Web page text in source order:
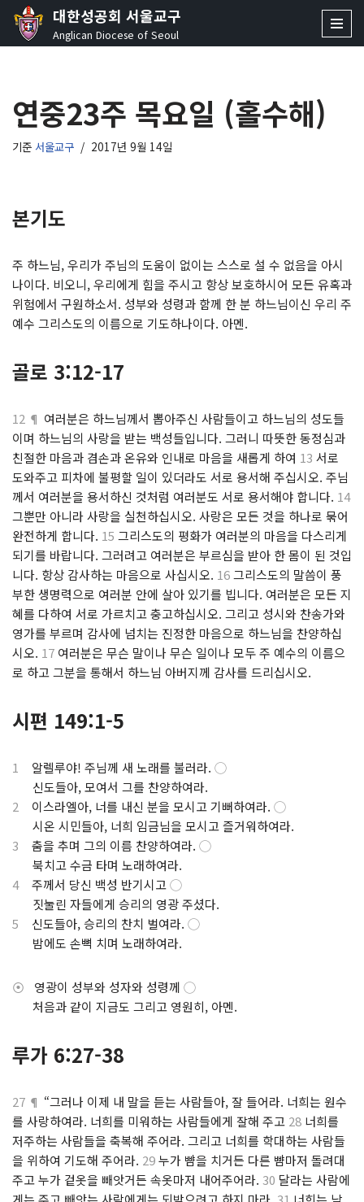
콘
로
건
너
대한성공회 서울교구
Anglican Diocese of Seoul
연중23주 목요일 (홀수해)
기준 서울교구 2017년 9월 14일
본기도
주 하느님, 우리가 주님의 도움이 없이는 스스로 설 수 없음을 아시
나이다. 비오니, 우리에게 힘을 주시고 항상 보호하시어 모든 유혹과
위험에서 구원하소서. 성부와 성령과 함께 한 분 하느님이신 우리 주
예수 그리스도의 이름으로 기도하나이다. 아멘.
골로 3:12-17
12 ¶ 여러분은 하느님께서 뽑아주신 사람들이고 하느님의 성도들
이며 하느님의 사랑을 받는 백성들입니다. 그러니 따뜻한 동정심과
친절한 마음과 겸손과 온유와 인내로 마음을 새롭게 하여 13 서로
도와주고 피차에 불평할 일이 있더라도 서로 용서해 주십시오. 주님
께서 여러분을 용서하신 것처럼 여러분도 서로 용서해야 합니다. 14
그뿐만 아니라 사랑을 실천하십시오. 사랑은 모든 것을 하나로 묶어
완전하게 합니다. 15 그리스도의 평화가 여러분의 마음을 다스리게
되기를 바랍니다. 그러려고 여러분은 부르심을 받아 한 몸이 된 것입
니다. 항상 감사하는 마음으로 사십시오. 16그리스도의 말씀이 풍
부한 생명력으로 여러분 안에 살아 있기를 빕니다. 여러분은 모든 지
혜를 다하여 서로 가르치고 충고하십시오. 그리고 성시와 찬송가와
영가를 부르며 감사에 넘치는 진정한 마음으로 하느님을 찬양하십
시오. 17 여러분은 무슨 말이나 무슨 일이나 모두 주 예수의 이름으
로 하고 그분을 통해서 하느님 아버지께 감사를 드리십시오.
시편 149:1-5
1 알렐루야! 주님께 새 노래를 불러라. ◯
신도들아, 모여서 그를 찬양하여라.
2 이스라엘아, 너를 내신 분을 모시고 기뻐하여라. ◯
시온 시민들아, 너희 임금님을 모시고 즐거워하여라.
3 춤을 추며 그의 이름 찬양하여라. ◯
북치고 수금 타며 노래하여라.
4주께서 당신 백성 반기시고◯
짓눌린 자들에게 승리의 영광 주셨다.
5 신도들아, 승리의 찬치 벌여라. ◯
밤에도 손뼉 치며 노래하여라.
⦿ 영광이 성부와 성자와 성령께 ◯
처음과 같이 지금도 그리고 영원히, 아멘.
루가 6:27-38
27 ¶ “그러나 이제 내 말을 듣는 사람들아, 잘 들어라. 너희는 원수
를 사랑하여라. 너희를 미워하는 사람들에게 잘해 주고 28 너희를
저주하는 사람들을 축복해 주어라. 그리고 너희를 학대하는 사람들
을 위하여 기도해 주어라. 29누가 뺨을 치거든 다른 뺨마저 돌려대
주고 누가 겉옷을 빼앗거든 속옷마저 내어주어라. 30 달라는 사람에